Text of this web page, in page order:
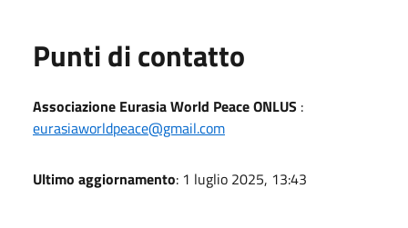
Punti di contatto
Associazione Eurasia World Peace ONLUS :
eurasiaworldpeace@gmail.com
Ultimo aggiornamento: 1 luglio 2025, 13:43